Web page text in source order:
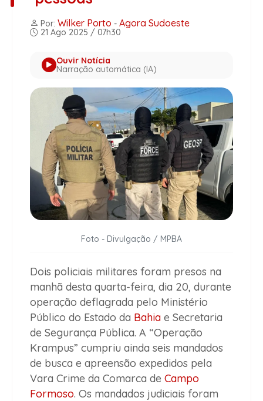
Por: Wilker Porto - Agora Sudoeste
21 Ago 2025 / 07h30
Ouvir Notícia
Narração automática (IA)
Foto - Divulgação / MPBA
Dois policiais militares foram presos na
manhã desta quarta-feira, dia 20, durante
operação deflagrada pelo Ministério
Público do Estado da Bahia e Secretaria
de Segurança Pública. A “Operação
Krampus” cumpriu ainda seis mandados
de busca e apreensão expedidos pela
Vara Crime da Comarca de Campo
Formoso. Os mandados judiciais foram